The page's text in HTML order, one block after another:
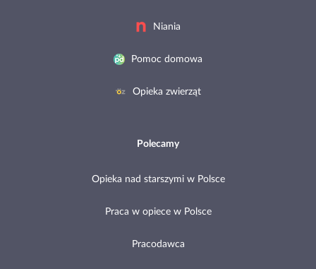
Niania
Pomoc domowa
Opieka zwierząt
Polecamy
Opieka nad starszymi w Polsce
Praca w opiece w Polsce
Pracodawca